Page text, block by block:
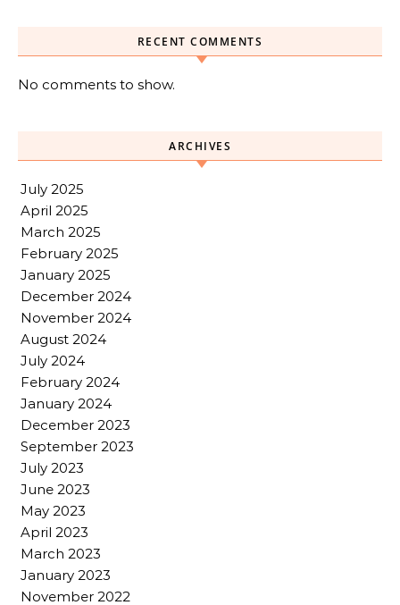
RECENT COMMENTS
No comments to show.
ARCHIVES
July 2025
April 2025
March 2025
February 2025
January 2025
December 2024
November 2024
August 2024
July 2024
February 2024
January 2024
December 2023
September 2023
July 2023
June 2023
May 2023
April 2023
March 2023
January 2023
November 2022